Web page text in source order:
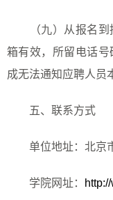
（九）从报名
箱有效，所留电话
成无法通知应聘人员
五、联系方式
单位地址：北京
学院网址：